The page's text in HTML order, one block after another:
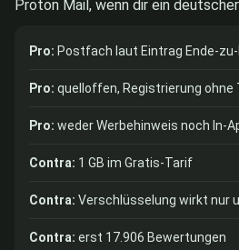
Proton Mail, wenn dir ein
Pro: Postfach laut Eintrag Ende-
Pro: quelloffen, Registrierung
Pro: weder Werbehinweis noch In-
Contra: 1 GB im Gratis-Tarif
Contra: Verschlüsselung wirkt nur
Contra: erst 17.906 Bewertungen